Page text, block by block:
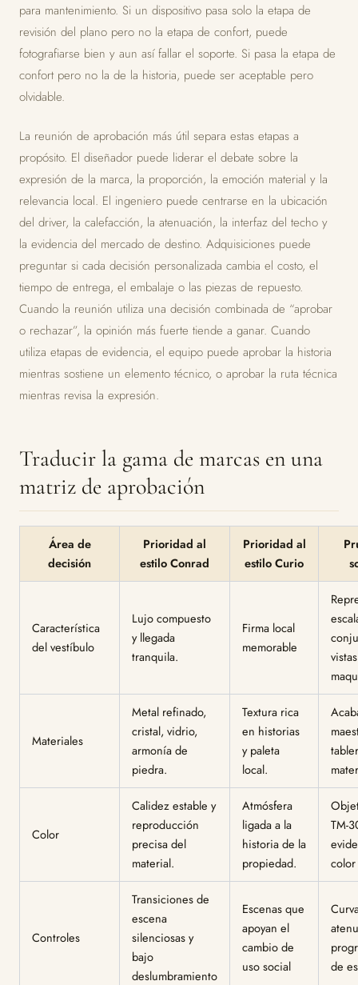
para mantenimiento. Si un dispositivo pasa solo la etapa de
revisión del plano pero no la etapa de confort, puede
fotografiarse bien y aun así fallar el soporte. Si pasa la etapa de
confort pero no la de la historia, puede ser aceptable pero
olvidable.
La reunión de aprobación más útil separa estas etapas a
propósito. El diseñador puede liderar el debate sobre la
expresión de la marca, la proporción, la emoción material y la
relevancia local. El ingeniero puede centrarse en la ubicación
del driver, la calefacción, la atenuación, la interfaz del techo y
la evidencia del mercado de destino. Adquisiciones puede
preguntar si cada decisión personalizada cambia el costo, el
tiempo de entrega, el embalaje o las piezas de repuesto.
Cuando la reunión utiliza una decisión combinada de “aprobar
o rechazar”, la opinión más fuerte tiende a ganar. Cuando
utiliza etapas de evidencia, el equipo puede aprobar la historia
mientras sostiene un elemento técnico, o aprobar la ruta técnica
mientras revisa la expresión.
Traducir la gama de marcas en una
matriz de aprobación
Área de
decisión
Prioridad al
estilo Conrad
Prioridad al
estilo Curio
Característica
del vestíbulo
Lujo compuesto
y llegada
tranquila.
Firma local
memorable
Materiales
Metal refinado,
cristal, vidrio,
armonía de
piedra.
Textura rica
en historias
y paleta
local.
Color
Calidez estable y
reproducción
precisa del
material.
Atmósfera
ligada a la
historia de la
propiedad.
TM-
color
Controles
Transiciones de
escena
silenciosas y
bajo
deslumbramiento
Escenas que
apoyan el
cambio de
uso social
de